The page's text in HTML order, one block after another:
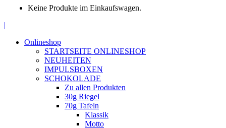
Keine Produkte im Einkaufswagen.
opens
|
Onlineshop
STARTSEITE ONLINESHOP
NEUHEITEN
IMPULSBOXEN
SCHOKOLADE
Zu allen Produkten
30g Riegel
70g Tafeln
Klassik
Motto